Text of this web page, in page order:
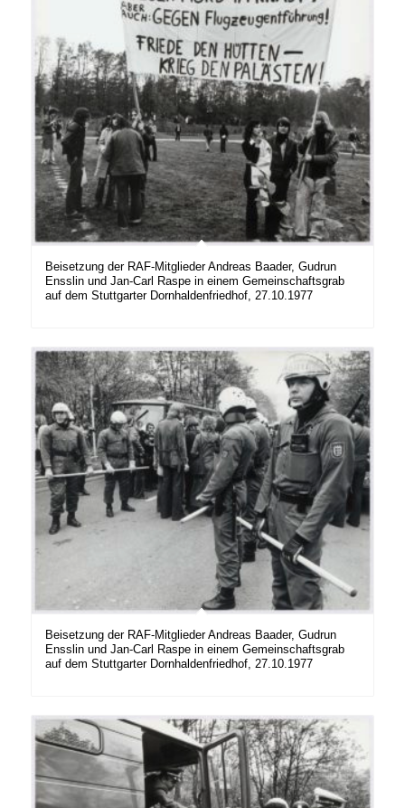
Beisetzung der RAF-Mitglieder Andreas Baader, Gudrun
Ensslin und Jan-Carl Raspe in einem Gemeinschaftsgrab
auf dem Stuttgarter Dornhaldenfriedhof, 27.10.1977
Beisetzung der RAF-Mitglieder Andreas Baader, Gudrun
Ensslin und Jan-Carl Raspe in einem Gemeinschaftsgrab
auf dem Stuttgarter Dornhaldenfriedhof, 27.10.1977